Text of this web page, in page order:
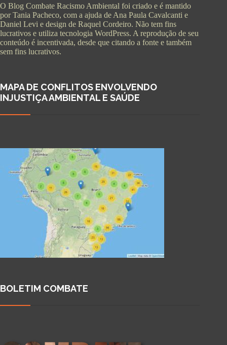
O Blog Combate Racismo Ambiental foi criado e é mantido
por Tania Pacheco, com a ajuda de Ana Paula Cavalcanti e
Daniel Levi e design de Raquel Cordeiro. Não tem fins
lucrativos e utiliza tecnologia WordPress. A reprodução de seu
conteúdo é incentivada, desde que citando a fonte e também
sem fins lucrativos.
MAPA DE CONFLITOS ENVOLVENDO
INJUSTIÇA AMBIENTAL E SAÚDE
BOLETIM COMBATE